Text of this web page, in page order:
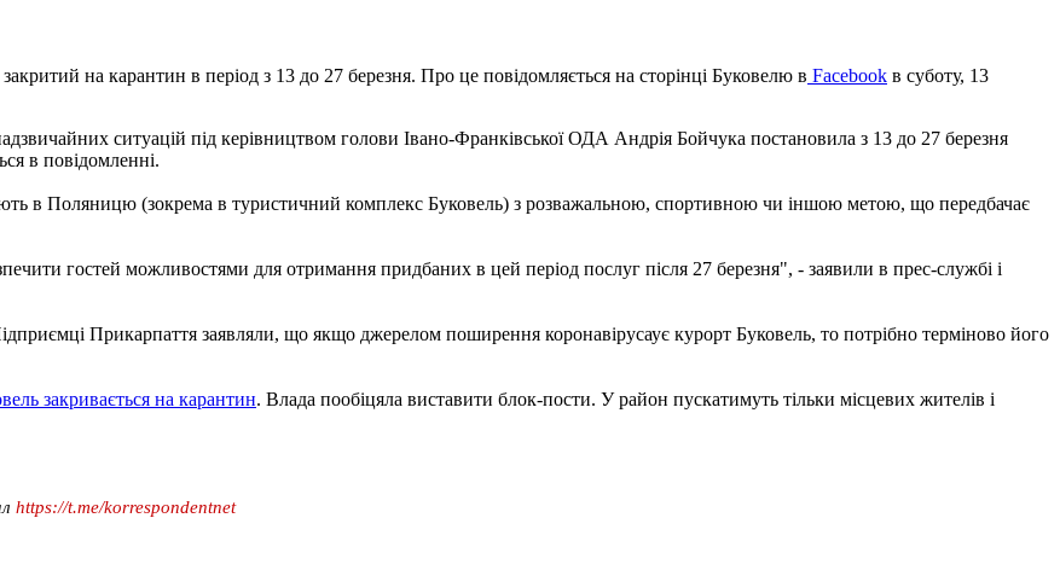
на карантин в період з 13 до 27 березня. Про це повідомляється на сторінці Буковелю в Facebook в суботу, 13
ситуацій під керівництвом голови Івано-Франківської ОДА Андрія Бойчука постановила з 13 до 27 березня
в повідомленні.
в Поляницю (зокрема в туристичний комплекс Буковель) з розважальною, спортивною чи іншою метою, що передбачає
гостей можливостями для отримання придбаних в цей період послуг після 27 березня", - заявили в прес-службі і
Прикарпаття заявляли, що якщо джерелом поширення коронавірусаує курорт Буковель, то потрібно терміново його
закривається на карантин. Влада пообіцяла виставити блок-пости. У район пускатимуть тільки місцевих жителів і
https://t.me/korrespondentnet